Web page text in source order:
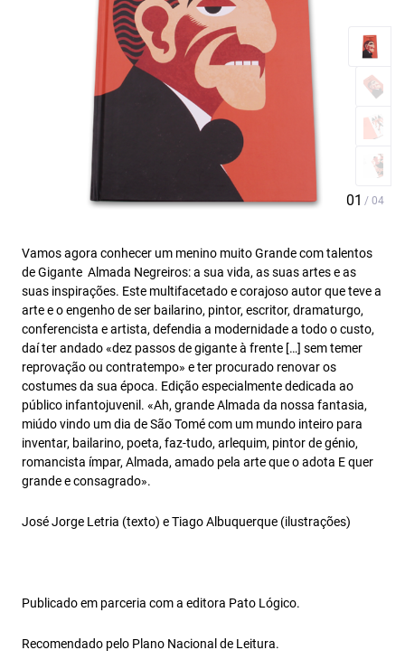
Vamos agora conhecer um menino muito Grande com talentos
de Gigante  Almada Negreiros: a sua vida, as suas artes e as
suas inspirações. Este multifacetado e corajoso autor que teve a
arte e o engenho de ser bailarino, pintor, escritor, dramaturgo,
conferencista e artista, defendia a modernidade a todo o custo,
daí ter andado «dez passos de gigante à frente […] sem temer
reprovação ou contratempo» e ter procurado renovar os
costumes da sua época. Edição especialmente dedicada ao
público infantojuvenil. «Ah, grande Almada da nossa fantasia,
miúdo vindo um dia de São Tomé com um mundo inteiro para
inventar, bailarino, poeta, faz-tudo, arlequim, pintor de génio,
romancista ímpar, Almada, amado pela arte que o adota E quer
grande e consagrado».
José Jorge Letria (texto) e Tiago Albuquerque (ilustrações)
Publicado em parceria com a editora Pato Lógico.
Recomendado pelo Plano Nacional de Leitura.